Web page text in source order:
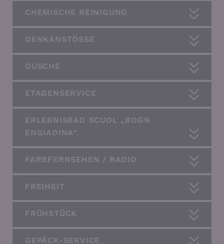
CHEMISCHE REINIGUNG
DENKANSTÖSSE
DUSCHE
ETAGENSERVICE
ERLEBNISBAD SCUOL „BOGN
ENGIADINA“
FARBFERNSEHEN / RADIO
FREIHEIT
FRÜHSTÜCK
GEPÄCK-SERVICE